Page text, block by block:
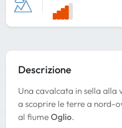
Descrizione
Una cavalcata in sella alla
a scoprire le terre a nord-
al fiumeOglio.